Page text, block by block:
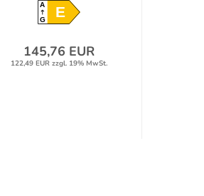
A
GE
145,76 EUR
122,49 EUR zzgl. 19% MwSt.